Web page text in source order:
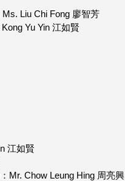
Liu Chi Fong 廖智芳
Yu Yin 江如賢
江如賢
Mr. Chow Leung Hing 周亮興